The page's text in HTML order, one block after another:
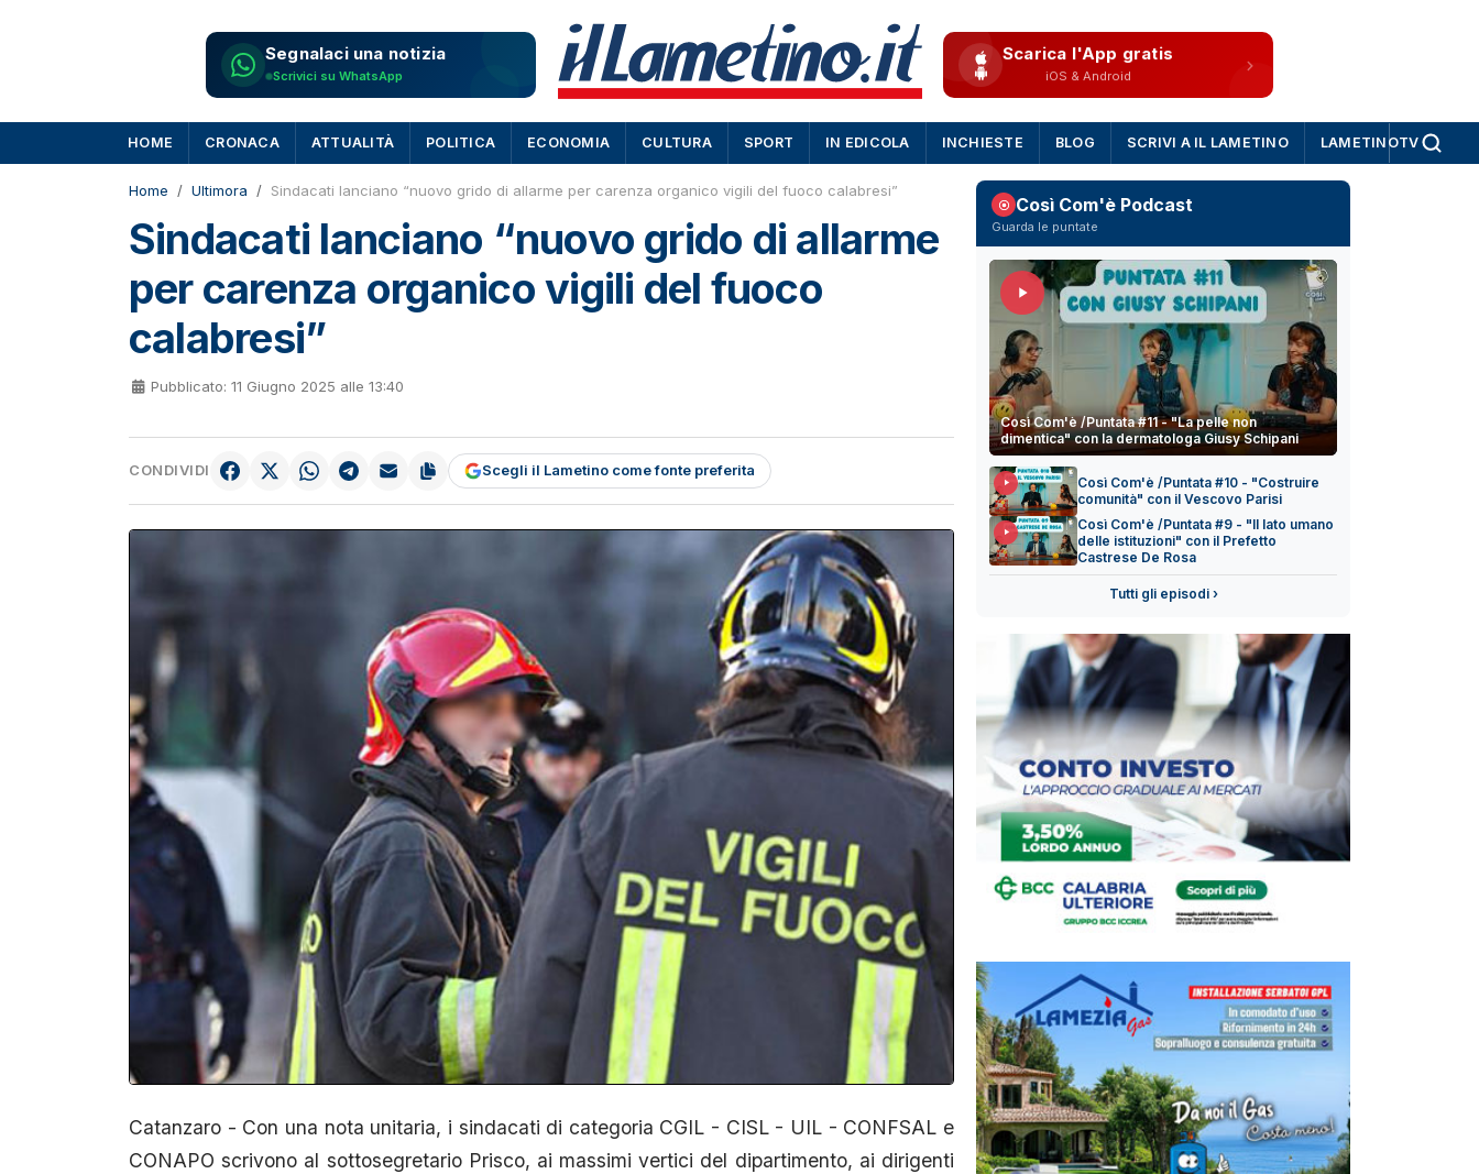
Segnalaci una notizia
Scrivici su WhatsApp
Scarica l'App gratis
iOS & Android
HOME CRONACA ATTUALITÀ POLITICA ECONOMIA CULTURA SPORT IN EDICOLA INCHIESTE BLOG SCRIVI A IL LAMETINO LAMETINOTV
Home Ultimora Sindacati lanciano “nuovo grido di allarme per carenza organico vigili del fuoco calabresi”
Sindacati lanciano “nuovo grido di allarme
per carenza organico vigili del fuoco
calabresi”
Pubblicato: 11 Giugno 2025 alle 13:40
CONDIVIDI Scegli il Lametino come fonte preferita
Catanzaro - Con una nota unitaria, i sindacati di categoria CGIL - CISL - UIL - CONFSAL e
CONAPO scrivono al sottosegretario Prisco, ai massimi vertici del dipartimento, ai dirigenti
Così Com'è Podcast
Guarda le puntate
Così Com'è /Puntata #11 - "La pelle non
dimentica" con la dermatologa Giusy Schipani
Così Com'è /Puntata #10 - "Costruire
comunità" con il Vescovo Parisi
Così Com'è /Puntata #9 - "Il lato umano
delle istituzioni" con il Prefetto
Castrese De Rosa
Tutti gli episodi ›